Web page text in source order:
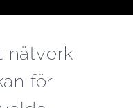
nätverk
för